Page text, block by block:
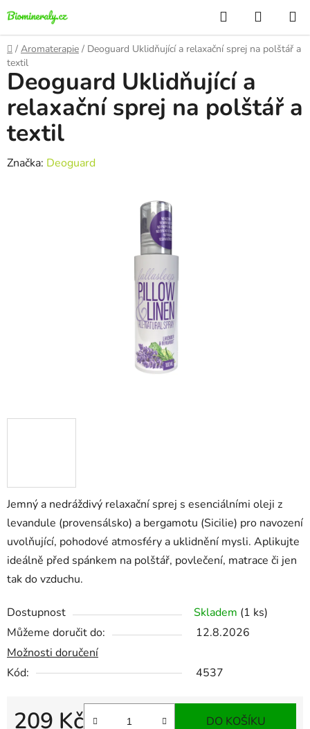
Přejít
na
obsah
Hledat
KOŠÍK
Domů
/ Aromaterapie / Deoguard Uklidňující a relaxační sprej na polštář a
textil
Jemný a nedráždivý relaxační sprej s esenciálními oleji z
levandule (provensálsko) a bergamotu (Sicilie) pro navození
uvolňující, pohodové atmosféry a uklidnění mysli. Aplikujte
ideálně před spánkem na polštář, povlečení, matrace či jen
tak do vzduchu.
Dostupnost Skladem (1 ks)
Můžeme doručit do:
12.8.2026
Možnosti doručení
Kód:
4537
209 Kč DO KOŠÍKU
Deoguard Uklidňující a
relaxační sprej na polštář a
textil
Značka: Deoguard